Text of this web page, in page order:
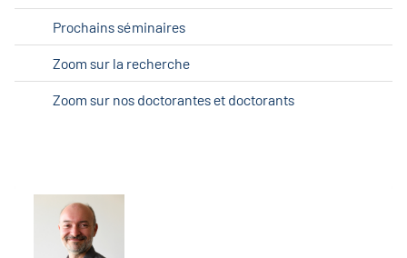
Prochains séminaires
Zoom sur la recherche
Zoom sur nos doctorantes et doctorants